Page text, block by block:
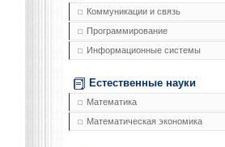
Коммуникации и связь
Программирование
Информационные системы
Естественные науки
Математика
Математическая экономика